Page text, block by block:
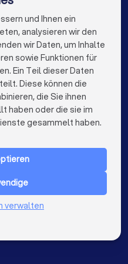
am Main
Dachdecker in Düsseldorf
Dachdecker in Essen
Dachdecker in Nürnberg
Dachdecker in Hannover
Dachdecker in Wuppertal
Dachdecker in Bonn
Dachdecker in der Nähe
und Ihnen ein
analysieren wir den
wir Daten, um Inhalte
sowie Funktionen für
Ein Teil dieser Daten
Diese können die
die Sie ihnen
haben oder die sie im
gesammelt haben.
verwalten